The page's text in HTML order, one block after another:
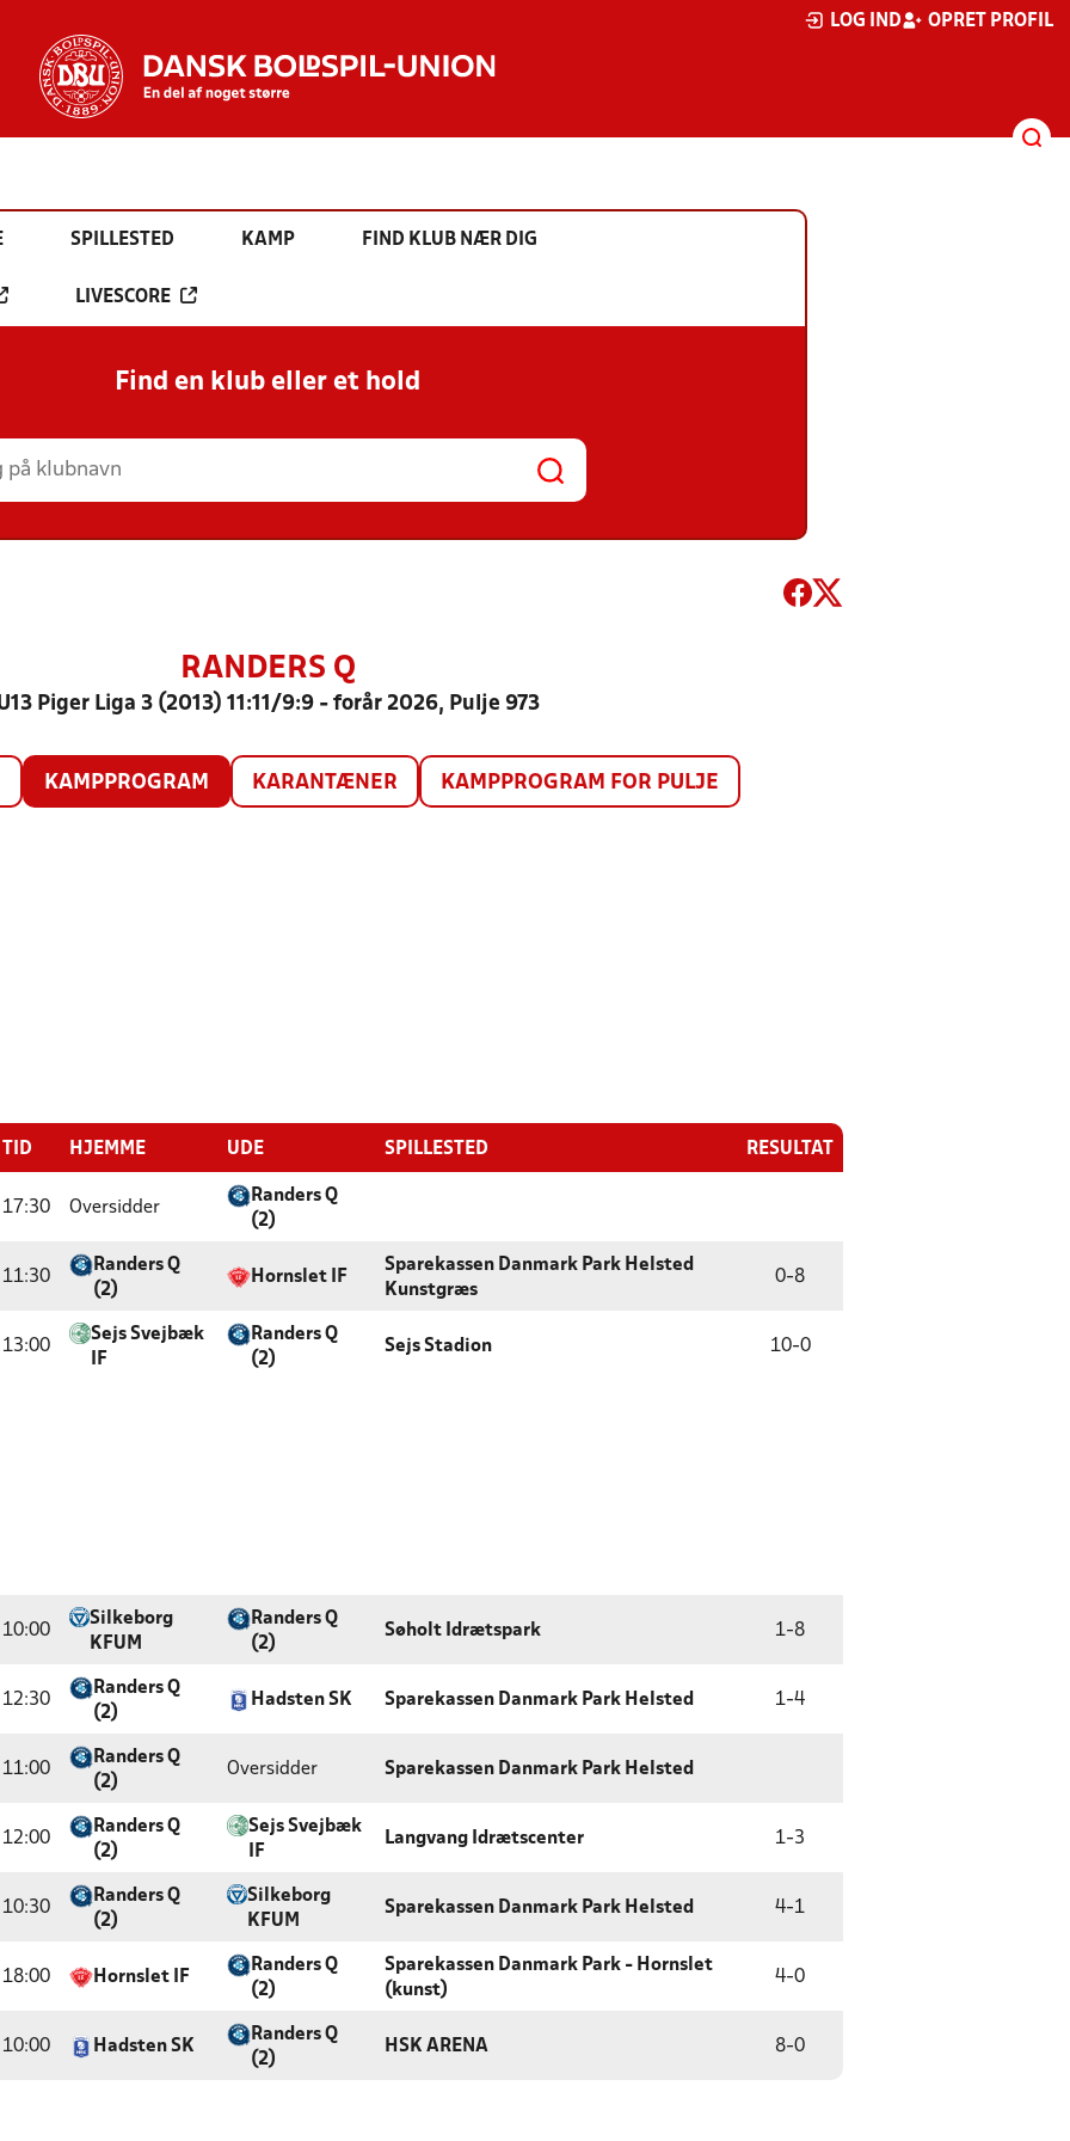
LOG IND OPRET PROFIL
SPILLESTED KAMP FIND KLUB NÆR DIG
LIVESCORE
Find en klub eller et hold
RANDERS Q
Piger Liga 3 (2013) 11:11/9:9 - forår 2026, Pulje 973
KAMPPROGRAM KARANTÆNER KAMPPROGRAM FOR PULJE
TID HJEMME UDE SPILLESTED RESULTAT
17:30 Oversidder
Randers Q
(2)
11:30
Randers Q
(2)
Hornslet IF
Sparekassen Danmark Park Helsted
Kunstgræs
0-8
13:00
Sejs Svejbæk
IF
Randers Q
(2)
Sejs Stadion 10-0
10:00
Silkeborg
KFUM
Randers Q
(2)
Søholt Idrætspark 1-8
12:30
Randers Q
(2)
Hadsten SK Sparekassen Danmark Park Helsted 1-4
11:00
Randers Q
(2)
Oversidder Sparekassen Danmark Park Helsted
12:00
Randers Q
(2)
Sejs Svejbæk
IF
Langvang Idrætscenter 1-3
10:30
Randers Q
(2)
Silkeborg
KFUM
Sparekassen Danmark Park Helsted 4-1
18:00 Hornslet IF
Randers Q
(2)
Sparekassen Danmark Park - Hornslet
(kunst)
4-0
10:00 Hadsten SK
Randers Q
(2)
HSK ARENA 8-0